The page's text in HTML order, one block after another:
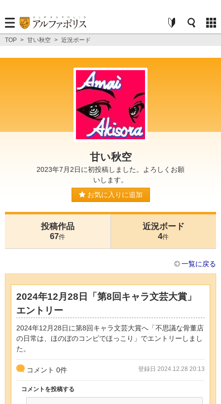
TOP > 甘い秋空 > 近況ボード
甘い秋空
2023年7月2日に初投稿しました。よろしくお願
いします。
お気に入りに追加
投稿作品
67件
近況ボード
4件
一覧に戻る
2024年12月28日「第8回キャラ文芸大賞」
エントリー
2024年12月28日に第8回キャラ文芸大賞へ「不思議な骨董店
の日常は、ほのぼのコンビでほっこり」でエントリーしまし
た。
コメント 0件 登録日 2024.12.28 20:13
コメントを投稿する